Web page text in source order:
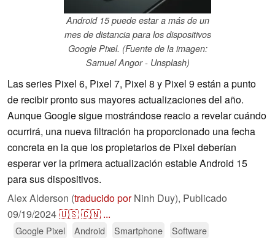
Android 15 puede estar a más de un
mes de distancia para los dispositivos
Google Pixel. (Fuente de la imagen:
Samuel Angor - Unsplash)
Las series Pixel 6, Pixel 7, Pixel 8 y Pixel 9 están a punto
de recibir pronto sus mayores actualizaciones del año.
Aunque Google sigue mostrándose reacio a revelar cuándo
ocurrirá, una nueva filtración ha proporcionado una fecha
concreta en la que los propietarios de Pixel deberían
esperar ver la primera actualización estable Android 15
para sus dispositivos.
Alex Alderson (traducido porNinh Duy), Publicado
09/19/2024🇺🇸🇨🇳 ...
Google Pixel Android Smartphone
Software